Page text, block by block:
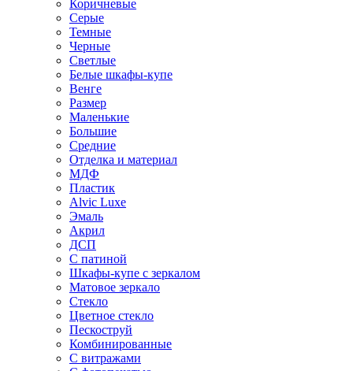
Коричневые
Серые
Темные
Черные
Светлые
Белые шкафы-купе
Венге
Размер
Маленькие
Большие
Средние
Отделка и материал
МДФ
Пластик
Alvic Luxe
Эмаль
Акрил
ДСП
С патиной
Шкафы-купе с зеркалом
Матовое зеркало
Стекло
Цветное стекло
Пескоструй
Комбинированные
С витражами